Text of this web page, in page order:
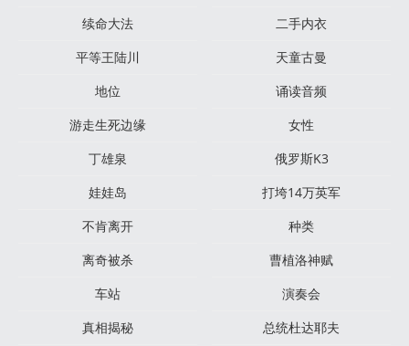
续命大法
二手内衣
平等王陆川
天童古曼
地位
诵读音频
游走生死边缘
女性
丁雄泉
俄罗斯K3
娃娃岛
打垮14万英军
不肯离开
种类
离奇被杀
曹植洛神赋
车站
演奏会
真相揭秘
总统杜达耶夫